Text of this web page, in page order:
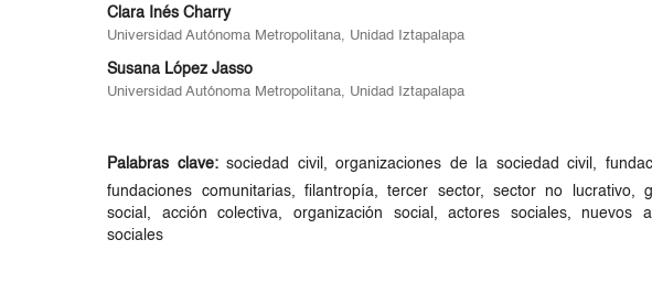
Clara Inés Charry
Universidad Autónoma Metropolitana, Unidad Iztapalapa
Susana López Jasso
Universidad Autónoma Metropolitana, Unidad Iztapalapa
Palabras clave:sociedad civil, organizaciones de la sociedad civil,
fundaciones comunitarias, filantropía, tercer sector, sector no lucrativo,
social, acción colectiva, organización social, actores sociales, nuevos
sociales